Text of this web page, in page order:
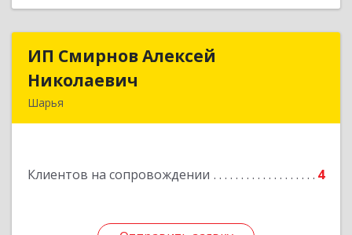
ИП Смирнов Алексей
Николаевич
Шарья
Клиентов на сопровождении 4
ИП Смирнов Алексей